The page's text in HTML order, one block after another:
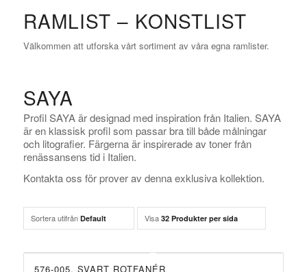
RAMLIST – KONSTLIST
Välkommen att utforska vårt sortiment av våra egna ramlister.
SAYA
Profil SAYA är designad med inspiration från Italien. SAYA
är en klassisk profil som passar bra till både målningar
och litografier. Färgerna är inspirerade av toner från
renässansens tid i Italien.
Kontakta oss för prover av denna exklusiva kollektion.
Sortera utifrån Default Visa 32 Produkter per sida
576-005, SVART ROTFANÉR